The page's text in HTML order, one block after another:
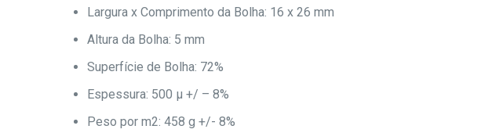
Largura x Comprimento da Bolha: 16 x 26 mm
Altura da Bolha: 5 mm
Superfície de Bolha: 72%
Espessura: 500 μ +/ – 8%
Peso por m2: 458 g +/- 8%